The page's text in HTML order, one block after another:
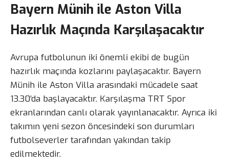
Bayern Münih ile Aston Villa
Hazırlık Maçında Karşılaşacaktır
Avrupa futbolunun iki önemli ekibi de bugün
hazırlık maçında kozlarını paylaşacaktır. Bayern
Münih ile Aston Villa arasındaki mücadele saat
13.30’da başlayacaktır. Karşılaşma TRT Spor
ekranlarından canlı olarak yayınlanacaktır. Ayrıca iki
takımın yeni sezon öncesindeki son durumları
futbolseverler tarafından yakından takip
edilmektedir.